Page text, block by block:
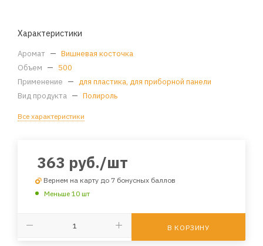
Характеристики
Аромат — Вишневая косточка
Объем — 500
Применение — для пластика, для приборной панели
Вид продукта — Полироль
Все характеристики
363 руб./шт
Вернем на карту до 7 бонусных баллов
Меньше 10 шт
В КОРЗИНУ